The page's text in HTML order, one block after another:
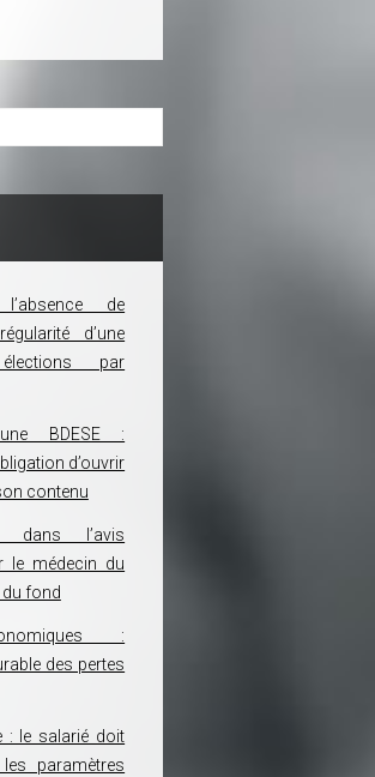
de
d’une
par
BDESE :
d’ouvrir
contenu
dans l’avis
le médecin du
du fond
:
des pertes
: le salarié doit
paramètres